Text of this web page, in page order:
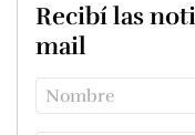
Recibí las
mail